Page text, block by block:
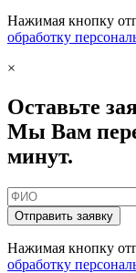
Нажимая кнопку
обработку
×
Оставьте
Мы Вам
минут.
Отправить заявку
Нажимая кнопку
обработку